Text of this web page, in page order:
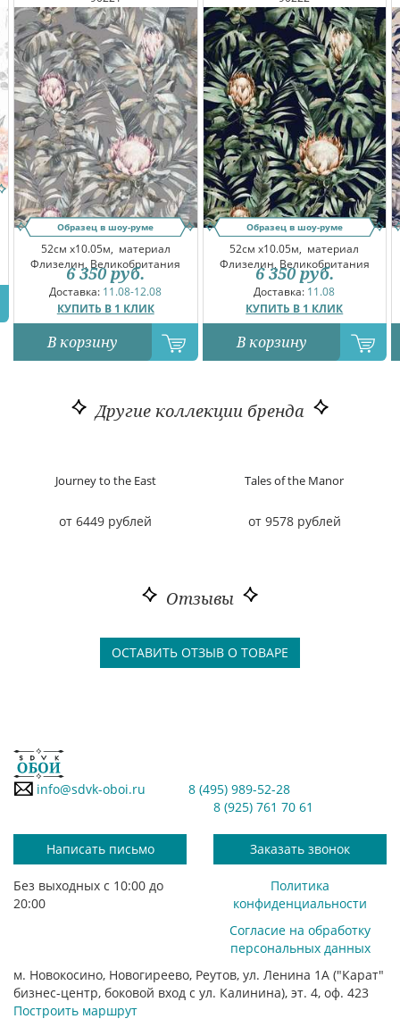
Образец в шоу-руме
52см x10.05м, материал
Флизелин, Великобритания
Доставка: 11.08-12.08
КУПИТЬ В 1 КЛИК
6 350 руб.
В корзину
Образец в шоу-руме
52см x10.05м, материал
Флизелин, Великобритания
Доставка: 11.08
КУПИТЬ В 1 КЛИК
6 350 руб.
В корзину
Другие коллекции бренда
Journey to the East
от 6449 рублей
Tales of the Manor
от 9578 рублей
Отзывы
ОСТАВИТЬ ОТЗЫВ О ТОВАРЕ
info@sdvk-oboi.ru
8 (495) 989-52-28
8 (925) 761 70 61
Написать письмо Заказать звонок
Без выходных с 10:00 до
20:00
Политика
конфиденциальности
Согласие на обработку
персональных данных
м. Новокосино, Новогиреево, Реутов, ул. Ленина 1А ("Карат"
бизнес-центр, боковой вход с ул. Калинина), эт. 4, оф. 423
Построить маршрут